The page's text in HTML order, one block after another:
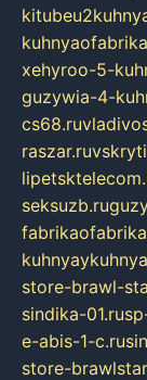
xehyroo-5-
guzywia-4-
cs68.ru
raszar.ru
seksuzb.ru
store-brawl-
sindika-01.ru
e-abis-1-c.ru
store-